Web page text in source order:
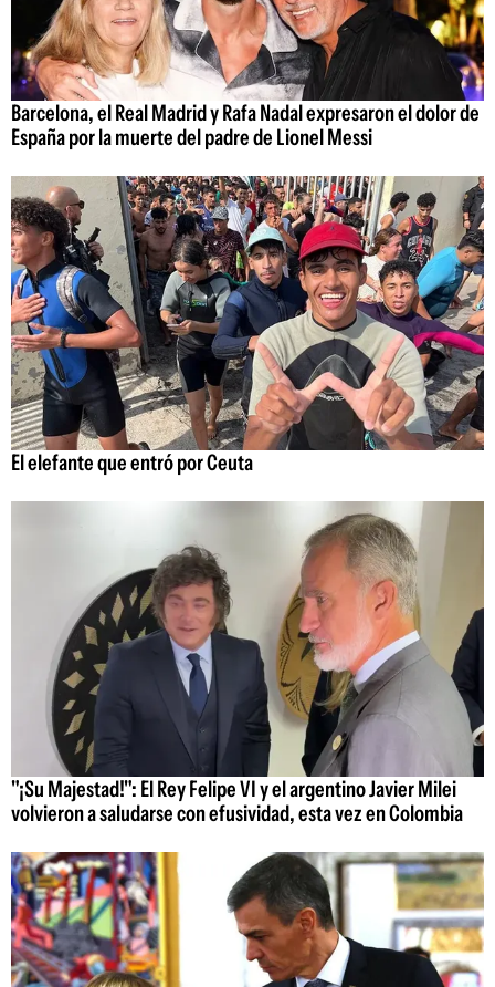
Barcelona, el Real Madrid y Rafa Nadal expresaron el dolor de
España por la muerte del padre de Lionel Messi
El elefante que entró por Ceuta
"¡Su Majestad!": El Rey Felipe VI y el argentino Javier Milei
volvieron a saludarse con efusividad, esta vez en Colombia